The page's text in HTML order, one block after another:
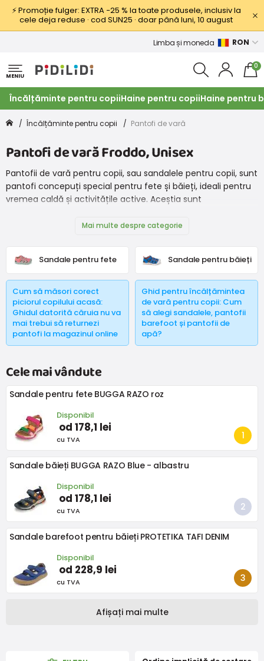
⚡ Promoție fulger: EXTRA −25 % la toate produsele, inclusiv la
cele deja reduse · cod SUN25 · doar până luni, 10 august
Limba și moneda RON
MENIU
0
Încălțăminte pentru copiiHaine pentru copiiHaine pentru
Încălțăminte pentru copii Pantofi de vară
Pantofi de vară Froddo, Unisex
Pantofii de vară pentru copii, sau sandalele pentru copii, sunt
pantofi concepuți special pentru fete și băieți, ideali pentru
vremea caldă și activitățile active. Aceștia sunt
poate o combinație de materiale sintetice și țesături, și au
asemenea, populară și, desigur, mărci precum Superfit,
Keen, Protetika Crave, Pegres sau Bugga - pantofi la prețuri
rezonabile.
Mai multe despre categorie
Sandale pentru fete Sandale pentru băieți
Cum să măsori corect
piciorul copilului acasă:
Ghidul datorită căruia nu va
mai trebui să returnezi
pantofi la magazinul online
Ghid pentru încălțămintea
de vară pentru copii: Cum
să alegi sandalele, pantofii
barefoot și pantofii de
apă?
Cele mai vândute
Sandale pentru fete BUGGA RAZO roz
Disponibil
od 178,1 lei
cu TVA
Sandale băieți BUGGA RAZO Blue - albastru
Disponibil
od 178,1 lei
cu TVA
Sandale barefoot pentru băieți PROTETIKA TAFI DENIM
Disponibil
od 228,9 lei
cu TVA
Afișați mai multe